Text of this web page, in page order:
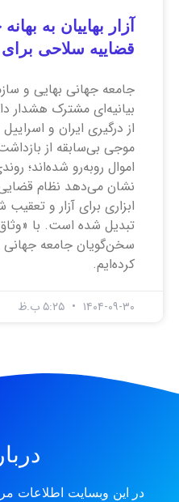
قضاییه سلاحی
جامعه جهانی بهایی و
بیانیه‌ای مشترک هشدار
از درگیری ایران و
موجی بی‌سابقه از
اموال روبه‌رو شده‌اند؛
نشان می‌دهد نظام قضایی
ابزاری برای آزار و
تبدیل شده است. با
سخن‌گویان جامعه جهانی
کرده‌ایم.
۱۴۰۴-۰۹-۳۰
در این وبسایت اطلاعات